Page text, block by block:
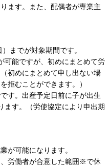
ます。また、配偶者が専業主
までが対象期間です。
可能ですが、初めにまとめて労
初めにまとめて申し出ない場
拒むことができます。）
す。出産予定日前に子が出生
ます。（労使協定により申出期
が可能になります。
労働者が合意した範囲※で休